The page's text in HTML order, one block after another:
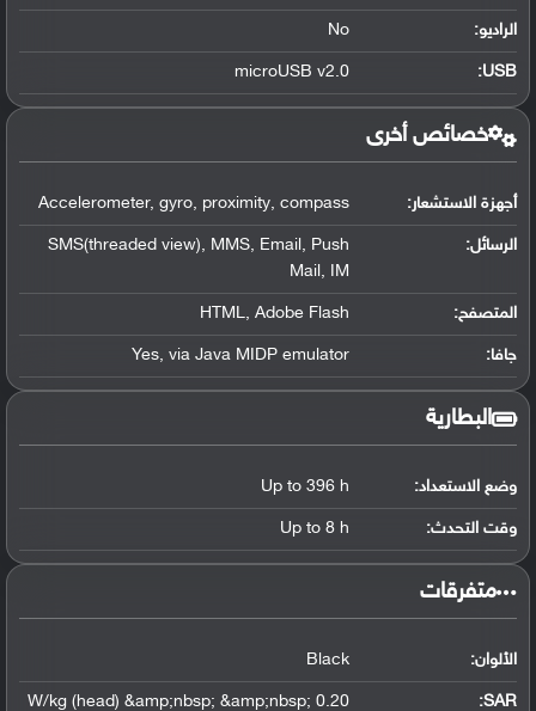
الراديو: No
USB
:
microUSB v2.0
خصائص أخرى
أجهزة الاستشعار: Accelerometer, gyro, proximity, compass
الرسائل:
SMS(threaded view), MMS, Email, Push
Mail, IM
المتصفح: HTML, Adobe Flash
جافا: Yes, via Java MIDP emulator
البطارية
وضع الاستعداد: Up to 396 h
وقت التحدث: Up to 8 h
‏متفرقات‏
الألوان: Black
SAR
:
0.20 W/kg (head) &amp;nbsp; &amp;nbsp;